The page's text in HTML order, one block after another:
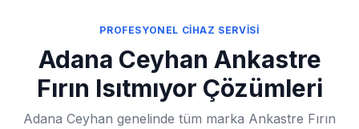
PROFESYONEL CİHAZ SERVİSİ
Adana Ceyhan Ankastre
Fırın Isıtmıyor Çözümleri
Adana Ceyhan genelinde tüm marka Ankastre Fırın